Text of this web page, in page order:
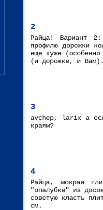
2
Райца! Вариант 2:
профилю дорожки
еще хуже
(и дорожке, и
3
avchep, larix а
краям?
4
Райца, мокрая
"опалубке" из
советую класть
см.